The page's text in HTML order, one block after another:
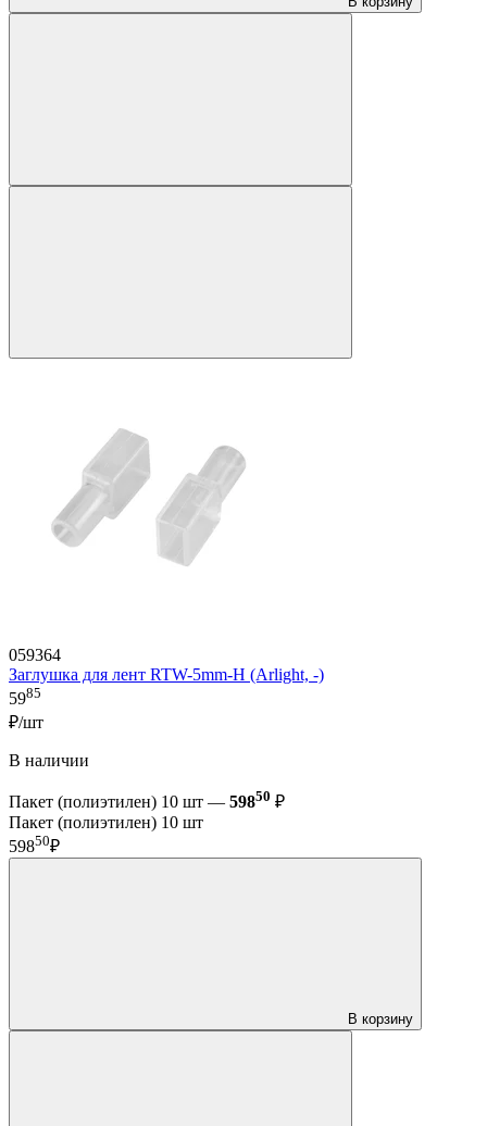
059364
Заглушка для лент RTW-5mm-H (Arlight, -)
5985
₽/шт
В наличии
Пакет (полиэтилен) 10 шт — 59850 ₽
Пакет (полиэтилен) 10 шт
59850₽
В корзину